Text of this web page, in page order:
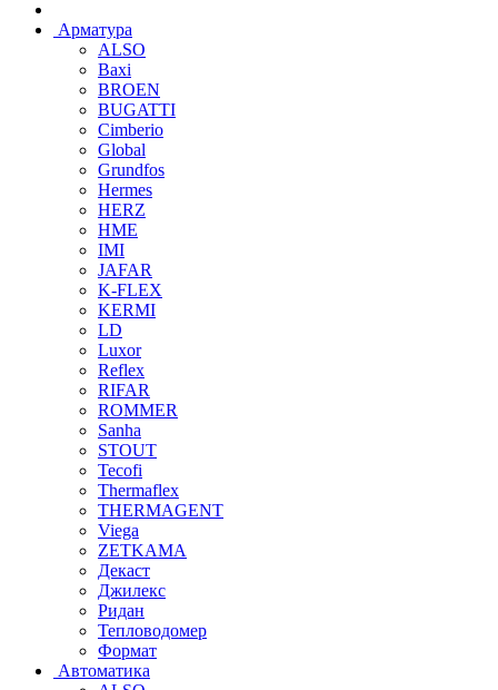
Арматура
ALSO
Baxi
BROEN
BUGATTI
Cimberio
Global
Grundfos
Hermes
HERZ
HME
IMI
JAFAR
K-FLEX
KERMI
LD
Luxor
Reflex
RIFAR
ROMMER
Sanha
STOUT
Tecofi
Thermaflex
THERMAGENT
Viega
ZETKAMA
Декаст
Джилекс
Ридан
Тепловодомер
Формат
Автоматика